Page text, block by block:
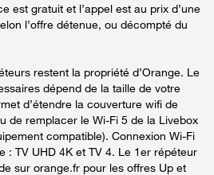
est gratuit et l’appel est au prix d’une
l’offre détenue, ou décompté du
restent la propriété d’Orange. Le
dépend de la taille de votre
d’étendre la couverture wifi de
de remplacer le Wi-Fi 5 de la Livebox
compatible). Connexion Wi-Fi
: TV UHD 4K et TV 4. Le 1er répéteur
sur orange.fr pour les offres Up et